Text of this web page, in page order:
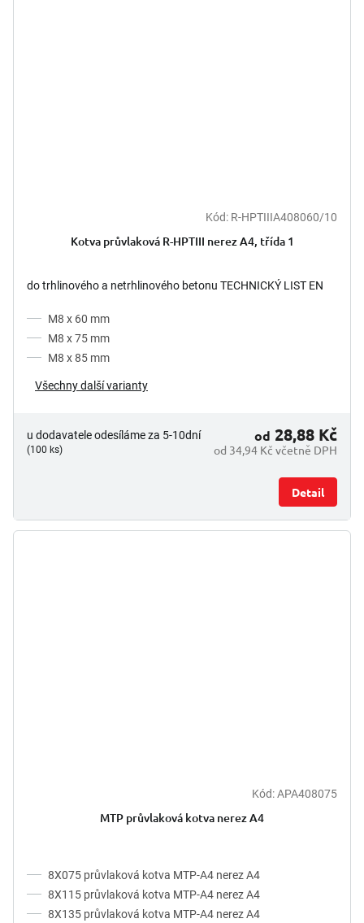
Kód: R-HPTIIIA408060/10
Kotva průvlaková R-HPTIII nerez A4, třída 1
do trhlinového a netrhlinového betonu TECHNICKÝ LIST EN
M8 x 60 mm
M8 x 75 mm
M8 x 85 mm
Všechny další varianty
u dodavatele odesíláme za 5-10dní
(100 ks) od 34,94 Kč včetně DPH
od 28,88 Kč
Detail
Kód:APA408075
MTP průvlaková kotva nerez A4
8X075 průvlaková kotva MTP-A4 nerez A4
8X115 průvlaková kotva MTP-A4 nerez A4
8X135 průvlaková kotva MTP-A4 nerez A4